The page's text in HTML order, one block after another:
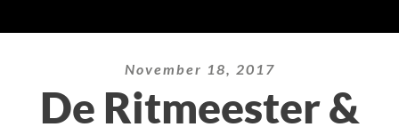
November 18, 2017
De Ritmeester &